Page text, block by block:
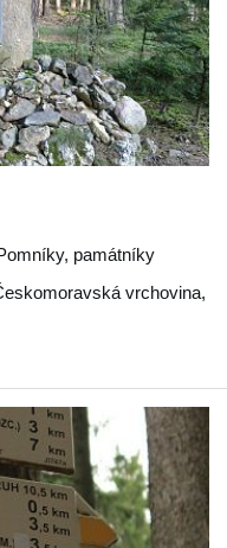
památníky
vrchovina,